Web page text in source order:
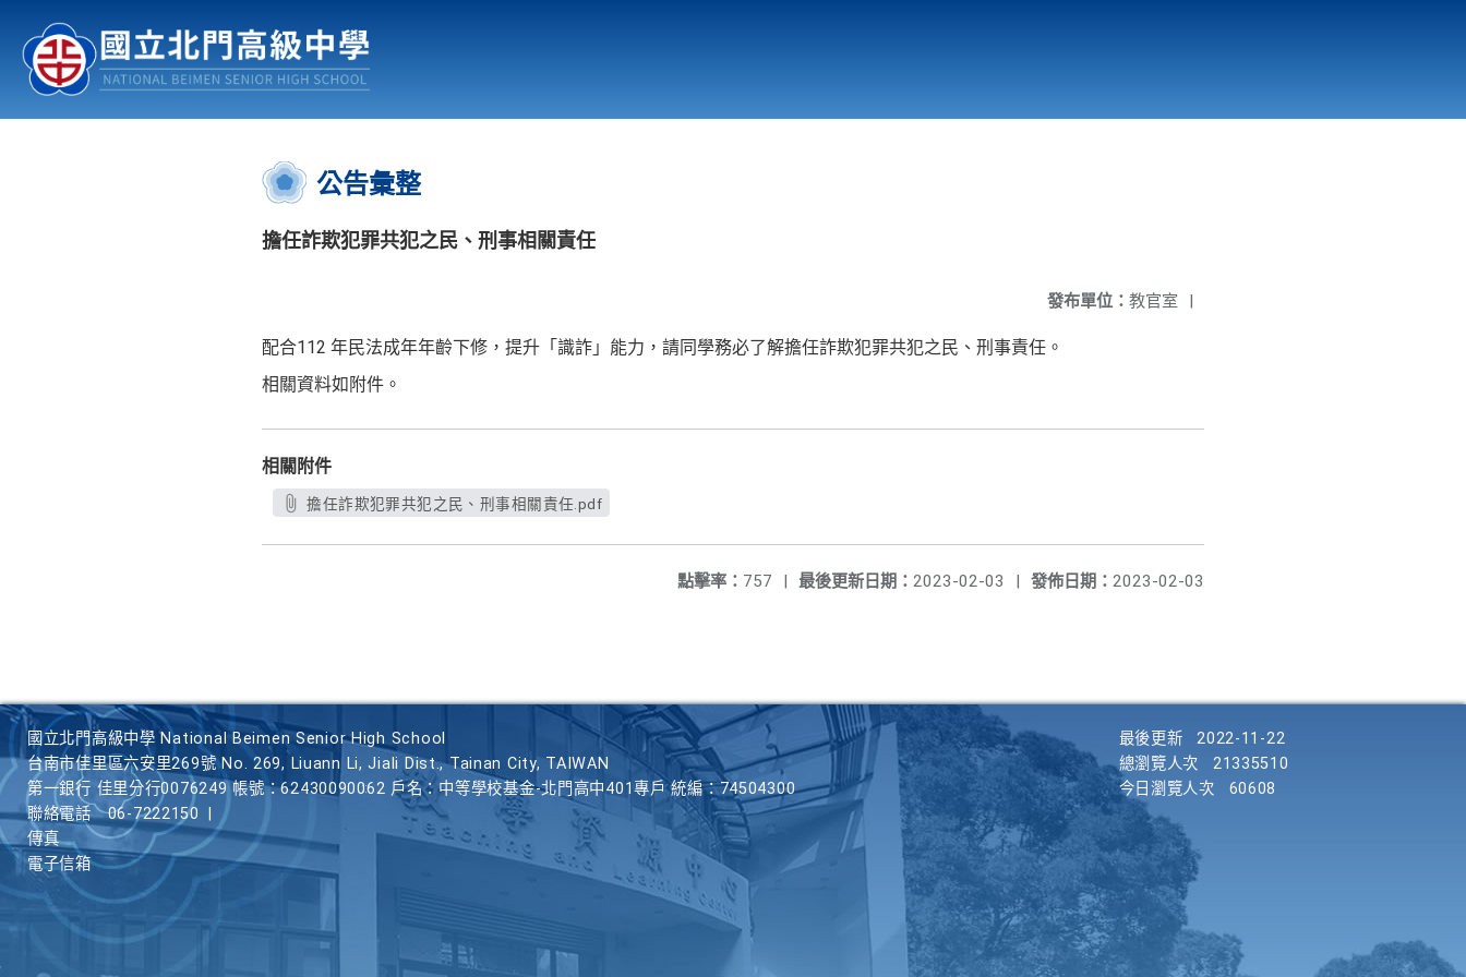
認識北中 行事曆
:::
公告彙整
擔任詐欺犯罪共犯之民、刑事相關責任
發布單位： 教官室 |
配合112 年民法成年年齡下修，提升「識詐」能力，請同學務必了解擔任詐欺犯罪共犯之民、刑事責任。
相關資料如附件。
相關附件
擔任詐欺犯罪共犯之民、刑事相關責任.pdf
發佈日期： 2023-02-03
最後更新日期： 2023-02-03 |
點擊率： 757 |
國立北門高級中學 National Beimen Senior High School
台南市佳里區六安里269號 No. 269, Liuann Li, Jiali Dist., Tainan City, TAIWAN
第一銀行 佳里分行0076249 帳號：62430090062 戶名：中等學校基金-北門高中401專戶 統編：74504300
聯絡電話
06-7222150
傳真
電子信箱
最後更新
2022-11-22
總瀏覽人次
21335510
今日瀏覽人次
60608